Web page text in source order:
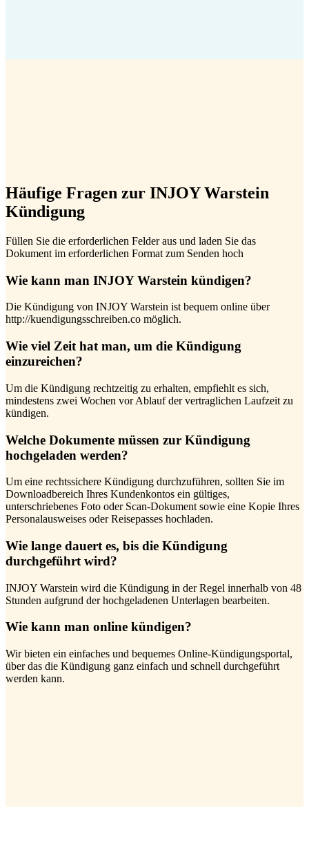
Häufige Fragen zur INJOY Warstein
Kündigung
Füllen Sie die erforderlichen Felder aus und laden Sie das
Dokument im erforderlichen Format zum Senden hoch
Wie kann man INJOY Warstein kündigen?
Die Kündigung von INJOY Warstein ist bequem online über
http://kuendigungsschreiben.co möglich.
Wie viel Zeit hat man, um die Kündigung
einzureichen?
Um die Kündigung rechtzeitig zu erhalten, empfiehlt es sich,
mindestens zwei Wochen vor Ablauf der vertraglichen Laufzeit zu
kündigen.
Welche Dokumente müssen zur Kündigung
hochgeladen werden?
Um eine rechtssichere Kündigung durchzuführen, sollten Sie im
Downloadbereich Ihres Kundenkontos ein gültiges,
unterschriebenes Foto oder Scan-Dokument sowie eine Kopie Ihres
Personalausweises oder Reisepasses hochladen.
Wie lange dauert es, bis die Kündigung
durchgeführt wird?
INJOY Warstein wird die Kündigung in der Regel innerhalb von 48
Stunden aufgrund der hochgeladenen Unterlagen bearbeiten.
Wie kann man online kündigen?
Wir bieten ein einfaches und bequemes Online-Kündigungsportal,
über das die Kündigung ganz einfach und schnell durchgeführt
werden kann.